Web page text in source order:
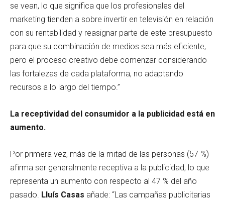
se vean, lo que significa que los profesionales del
marketing tienden a sobre invertir en televisión en relación
con su rentabilidad y reasignar parte de este presupuesto
para que su combinación de medios sea más eficiente,
pero el proceso creativo debe comenzar considerando
las fortalezas de cada plataforma, no adaptando
recursos a lo largo del tiempo.”
La receptividad del consumidor a la publicidad está en
aumento.
Por primera vez, más de la mitad de las personas (57 %)
afirma ser generalmente receptiva a la publicidad, lo que
representa un aumento con respecto al 47 % del año
pasado. Lluís Casas añade: “Las campañas publicitarias